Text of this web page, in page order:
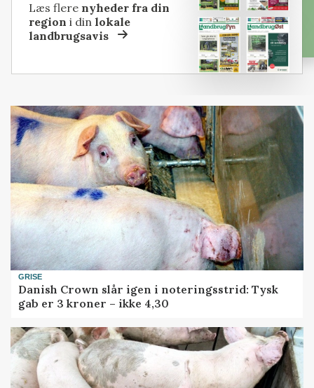
Læs flere nyheder fra din
region i dinlokale
landbrugsavis
GRISE
Danish Crown slår igen i noteringsstrid: Tysk
gab er 3 kroner – ikke 4,30